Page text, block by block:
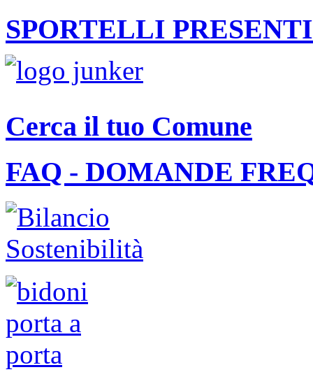
SPORTELLI
Cerca il tuo Comune
FAQ - DOMANDE